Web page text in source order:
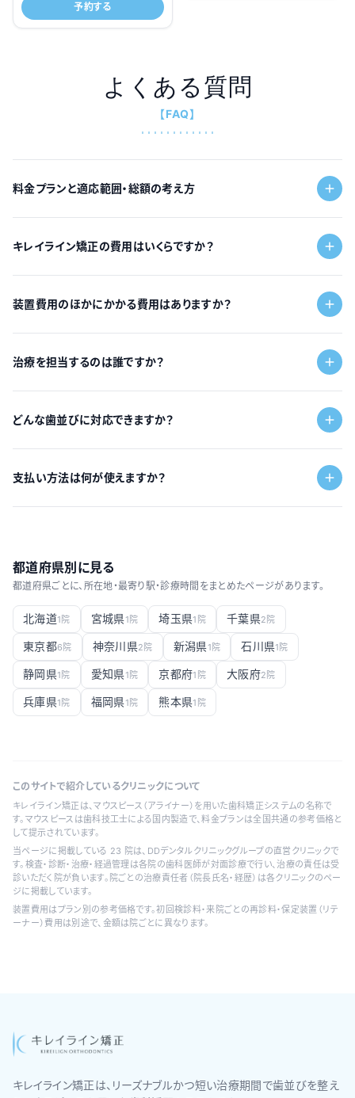
予約する
よくある質問
【FAQ】
料金プランと適応範囲・総額の考え方
キレイライン矯正の費用はいくらですか？
装置費用のほかにかかる費用はありますか？
治療を担当するのは誰ですか？
どんな歯並びに対応できますか？
支払い方法は何が使えますか？
都道府県別に見る
都道府県ごとに、所在地・最寄り駅・診療時間をまとめたページがあります。
北海道1 院 宮城県1 院 埼玉県1 院 千葉県2 院
東京都6 院 神奈川県2 院 新潟県1 院 石川県1 院
静岡県1 院 愛知県1 院 京都府1 院 大阪府2 院
兵庫県1 院 福岡県1 院 熊本県1 院
このサイトで紹介しているクリニックについて
キレイライン矯正は、マウスピース（アライナー）を用いた歯科矯正システムの名称で
す。マウスピースは歯科技工士による国内製造で、料金プランは全国共通の参考価格と
して提示されています。
当ページに掲載している 23 院は、DDデンタルクリニックグループの直営クリニックで
す。検査・診断・治療・経過管理は各院の歯科医師が対面診療で行い、治療の責任は受
診いただく院が負います。院ごとの治療責任者（院長氏名・経歴）は各クリニックのペー
ジに掲載しています。
装置費用はプラン別の参考価格です。初回検診料・来院ごとの再診料・保定装置（リテ
ーナー）費用は別途で、金額は院ごとに異なります。
キレイライン矯正は、リーズナブルかつ短い治療期間で歯並びを整え